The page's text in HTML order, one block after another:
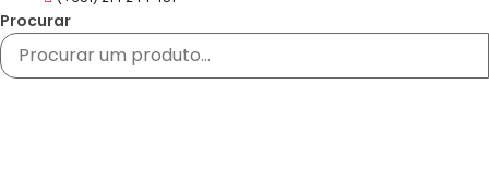
Procurar